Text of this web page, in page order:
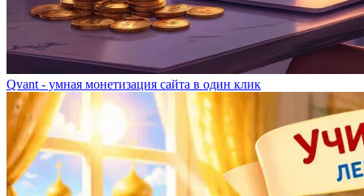
Qvant - умная монетизация сайта в один клик